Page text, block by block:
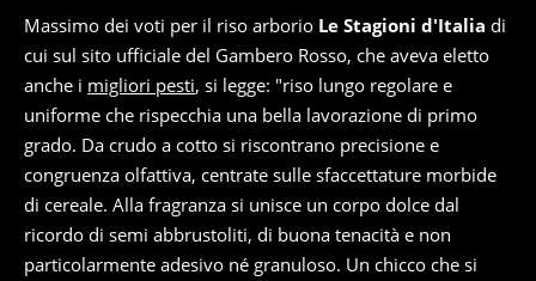
Massimo dei voti per il riso arborio Le Stagioni d'Italia di
cui sul sito ufficiale del Gambero Rosso, che aveva eletto
anche i migliori pesti, si legge: "riso lungo regolare e
uniforme che rispecchia una bella lavorazione di primo
grado. Da crudo a cotto si riscontrano precisione e
congruenza olfattiva, centrate sulle sfaccettature morbide
di cereale. Alla fragranza si unisce un corpo dolce dal
ricordo di semi abbrustoliti, di buona tenacità e non
particolarmente adesivo né granuloso. Un chicco che si